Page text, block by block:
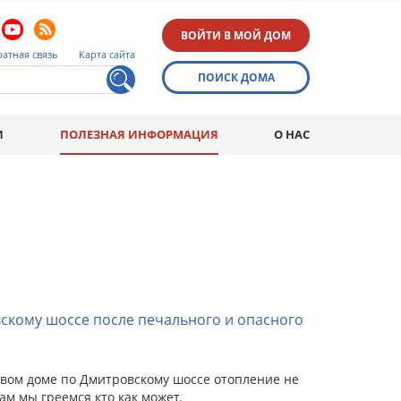
связь Карта сайта
ВОЙТИ В МОЙ ДОМ
ПОИСК ДОМА
ПОЛЕЗНАЯ ИНФОРМАЦИЯ О НАС
шоссе после печального и опасного
доме по Дмитровскому шоссе отопление не
мы греемся кто как может.